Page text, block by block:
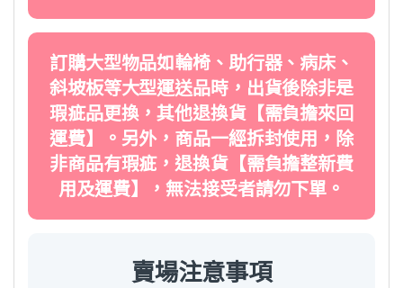
訂購大型物品如輪椅、助行器、病床、
斜坡板等大型運送品時，出貨後除非是
瑕疵品更換，其他退換貨【需負擔來回
運費】。另外，商品一經拆封使用，除
非商品有瑕疵，退換貨【需負擔整新費
用及運費】，無法接受者請勿下單。
賣場注意事項